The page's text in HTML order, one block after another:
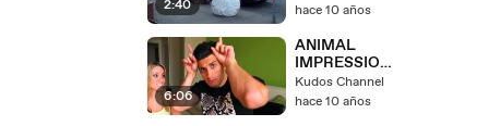
2:40
Scare Prank
hace 10 años
6:06
ANIMAL
IMPRESSION
CHALLENGE
Kudos Channel
hace 10 años